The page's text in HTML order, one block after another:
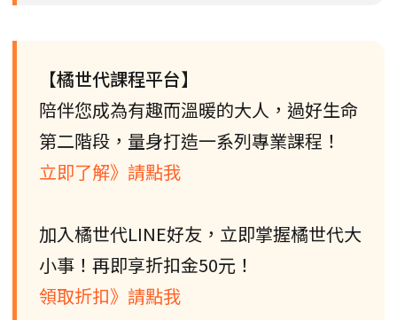
【橘世代課程平台】
陪伴您成為有趣而溫暖的大人，過好生命
第二階段，量身打造一系列專業課程！
立即了解》請點我
加入橘世代LINE好友，立即掌握橘世代大
小事！再即享折扣金50元！
領取折扣》請點我